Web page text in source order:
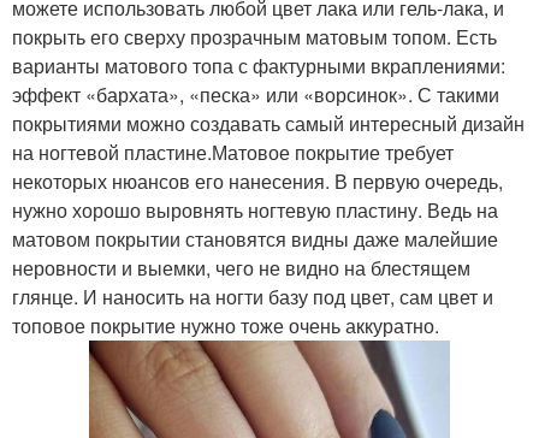
можете использовать любой цвет лака или гель-лака, и
покрыть его сверху прозрачным матовым топом. Есть
варианты матового топа с фактурными вкраплениями:
эффект «бархата», «песка» или «ворсинок». С такими
покрытиями можно создавать самый интересный дизайн
на ногтевой пластине.Матовое покрытие требует
некоторых нюансов его нанесения. В первую очередь,
нужно хорошо выровнять ногтевую пластину. Ведь на
матовом покрытии становятся видны даже малейшие
неровности и выемки, чего не видно на блестящем
глянце. И наносить на ногти базу под цвет, сам цвет и
топовое покрытие нужно тоже очень аккуратно.